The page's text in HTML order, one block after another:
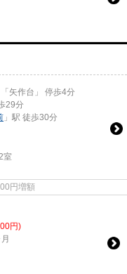
矢作台」 停歩4分
29分
」駅 徒歩30分
2室
円増額
円)